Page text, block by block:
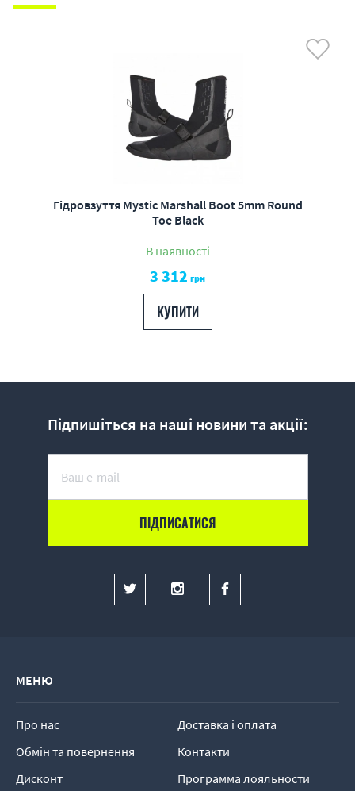
Гідровзуття Mystic Marshall Boot 5mm Round
Toe Black
В наявності
3 312 грн
КУПИТИ
Підпишіться на наші новини та акції:
МЕНЮ
Про нас
Доставка і оплата
Обмін та повернення
Контакти
Дисконт
Программа лояльности